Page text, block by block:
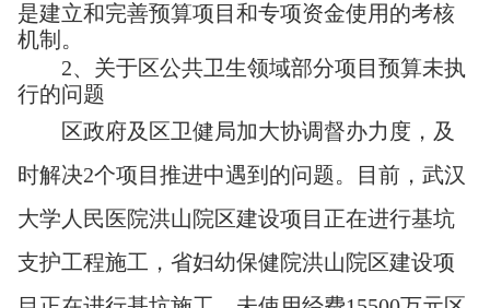
是建立和完善预算项目和专项资金使用的考核
机制。
2、关于区公共卫生领域部分项目预算未执
行的问题
区政府及区卫健局加大协调督办力度，及
时解决2个项目推进中遇到的问题。目前，武汉
大学人民医院洪山院区建设项目正在进行基坑
支护工程施工，省妇幼保健院洪山院区建设项